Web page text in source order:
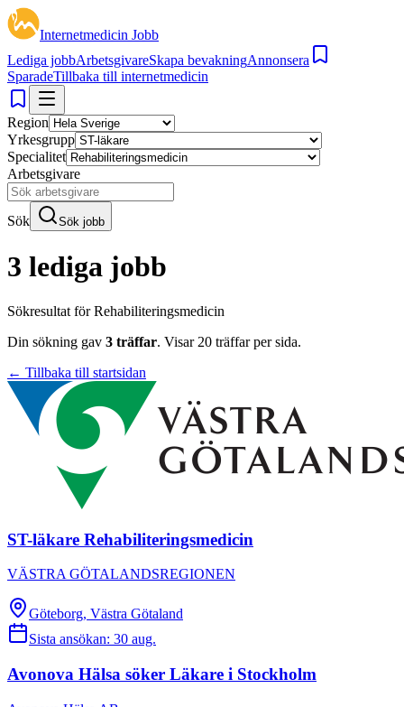
Internetmedicin Jobb
Lediga jobbArbetsgivareSkapa bevakningAnnonsera
SparadeTillbaka till internetmedicin
Region
Yrkesgrupp
Specialitet
Arbetsgivare
Sök Sök jobb
3 lediga jobb
Sökresultat förRehabiliteringsmedicin
Din sökning gav 3 träffar. Visar 20 träffar per sida.
← Tillbaka till startsidan
ST-läkare Rehabiliteringsmedicin
VÄSTRA GÖTALANDSREGIONEN
Göteborg, Västra Götaland
Sista ansökan: 30 aug.
Avonova Hälsa söker Läkare i Stockholm